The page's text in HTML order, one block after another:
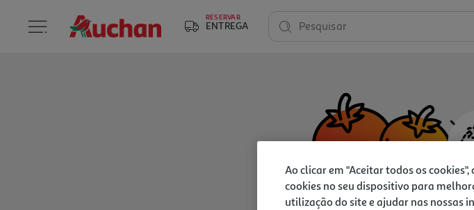
RESERVAR
ENTREGA Pesquisar
Ao clicar em "Aceitar todos os
cookies no seu dispositivo para
utilização do site e ajudar nas nossas